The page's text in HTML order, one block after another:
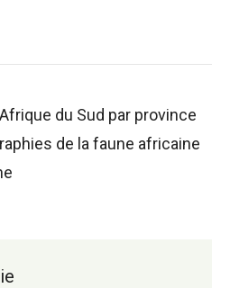
du Sud par province
de la faune africaine